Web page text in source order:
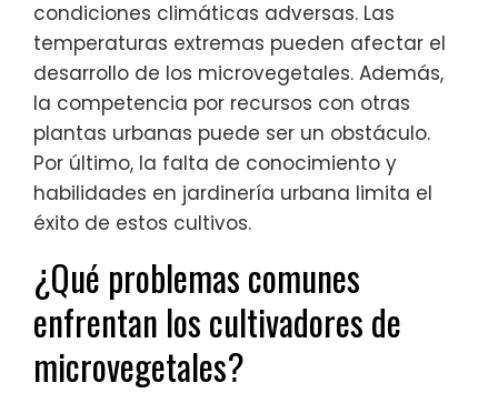
condiciones climáticas adversas. Las
temperaturas extremas pueden afectar el
desarrollo de los microvegetales. Además,
la competencia por recursos con otras
plantas urbanas puede ser un obstáculo.
Por último, la falta de conocimiento y
habilidades en jardinería urbana limita el
éxito de estos cultivos.
¿Qué problemas comunes
enfrentan los cultivadores de
microvegetales?